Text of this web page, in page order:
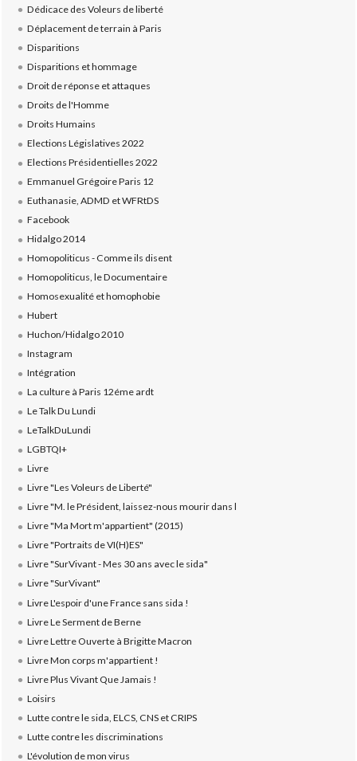
Dédicace des Voleurs de liberté
Déplacement de terrain à Paris
Disparitions
Disparitions et hommage
Droit de réponse et attaques
Droits de l'Homme
Droits Humains
Elections Législatives 2022
Elections Présidentielles 2022
Emmanuel Grégoire Paris 12
Euthanasie, ADMD et WFRtDS
Facebook
Hidalgo 2014
Homopoliticus - Comme ils disent
Homopoliticus, le Documentaire
Homosexualité et homophobie
Hubert
Huchon/Hidalgo 2010
Instagram
Intégration
La culture à Paris 12éme ardt
Le Talk Du Lundi
LeTalkDuLundi
LGBTQI+
Livre
Livre "Les Voleurs de Liberté"
Livre "M. le Président, laissez-nous mourir dans l
Livre "Ma Mort m'appartient" (2015)
Livre "Portraits de VI(H)ES"
Livre "SurVivant - Mes 30 ans avec le sida"
Livre "SurVivant"
Livre L'espoir d'une France sans sida !
Livre Le Serment de Berne
Livre Lettre Ouverte à Brigitte Macron
Livre Mon corps m'appartient !
Livre Plus Vivant Que Jamais !
Loisirs
Lutte contre le sida, ELCS, CNS et CRIPS
Lutte contre les discriminations
L'évolution de mon virus